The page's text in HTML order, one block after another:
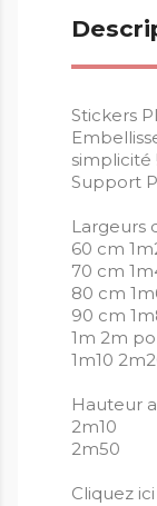
Stickers
simplicité !
Support
Largeurs
60 cm
70 cm
80 cm
90 cm
1m 2m
1m10
Hauteur
2m10
2m50
Cliquez